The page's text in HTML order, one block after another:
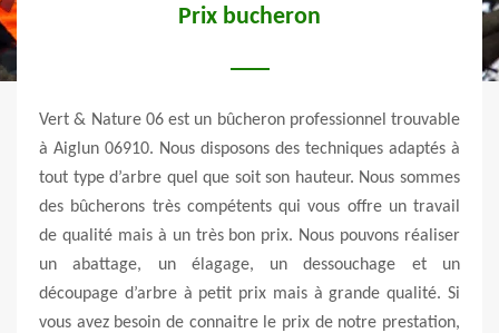
Prix bucheron
Vert & Nature 06 est un bûcheron professionnel trouvable
à Aiglun 06910. Nous disposons des techniques adaptés à
tout type d’arbre quel que soit son hauteur. Nous sommes
des bûcherons très compétents qui vous offre un travail
de qualité mais à un très bon prix. Nous pouvons réaliser
un abattage, un élagage, un dessouchage et un
découpage d’arbre à petit prix mais à grande qualité. Si
vous avez besoin de connaitre le prix de notre prestation,